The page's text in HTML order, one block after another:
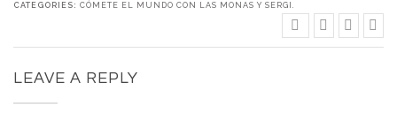
CATEGORIES: CÓMETE EL MUNDO CON LAS MONAS Y SERGI.
LEAVE A REPLY